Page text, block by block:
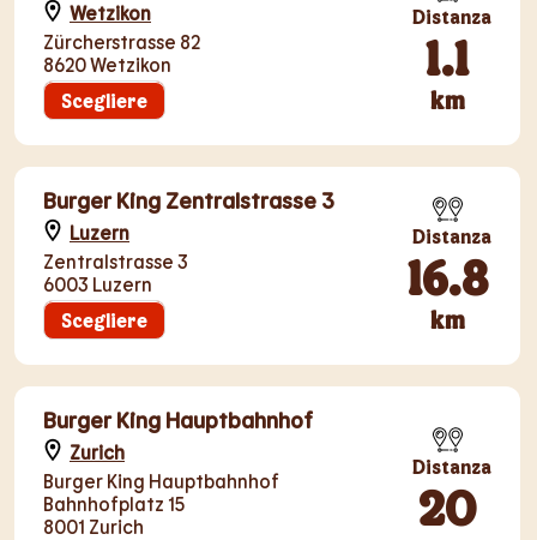
Wetzikon
Zürcherstrasse 82
8620 Wetzikon
Scegliere
Distanza
1.1
km
Burger King Zentralstrasse 3
Luzern
Zentralstrasse 3
6003 Luzern
Scegliere
Distanza
16.8
km
Burger King Hauptbahnhof
Zurich
Burger King Hauptbahnhof
Bahnhofplatz 15
8001 Zurich
Distanza
20